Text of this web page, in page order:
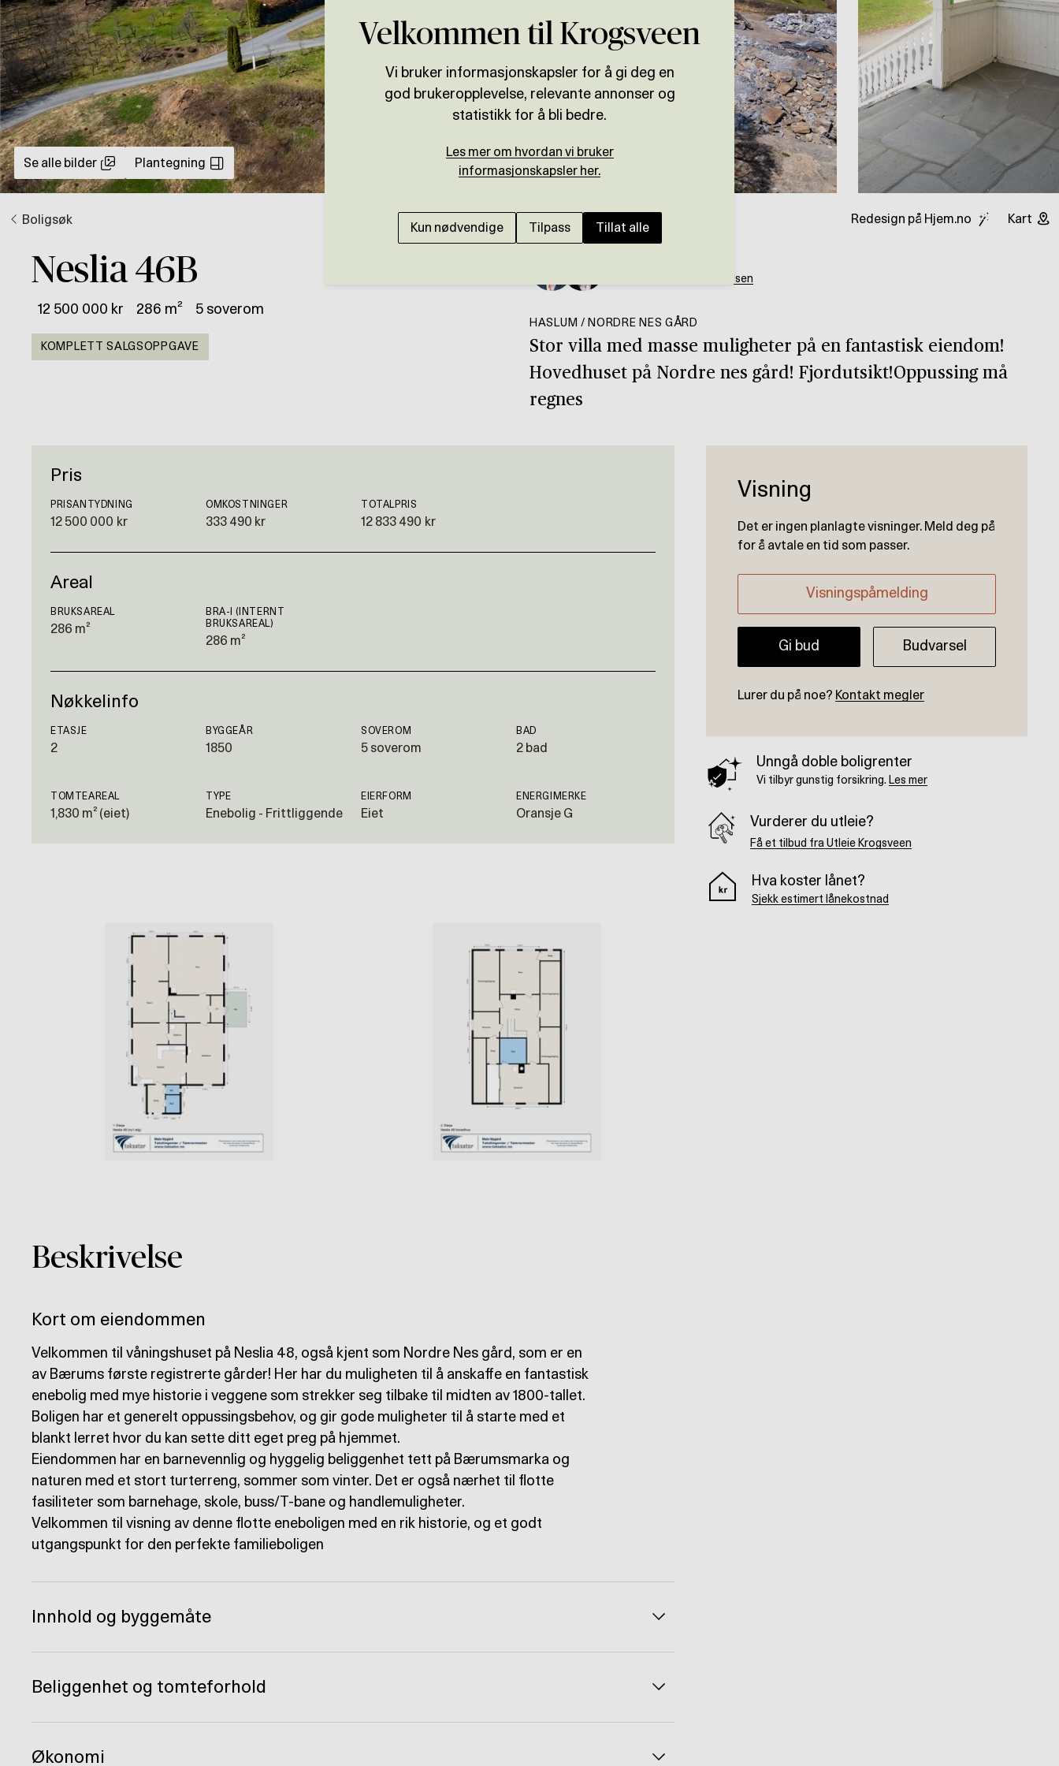
Se alle bilder Plantegning
Boligsøk Redesign på Hjem.no Kart
Neslia 46B
12 500 000 kr 286 m² 5 soverom
KOMPLETT SALGSOPPGAVE
Elias Karlsen
HASLUM / NORDRE NES GÅRD
Stor villa med masse muligheter på en fantastisk eiendom!
Hovedhuset på Nordre nes gård! Fjordutsikt!Oppussing må
regnes
Pris
PRISANTYDNING
12 500 000 kr
OMKOSTNINGER
333 490 kr
TOTALPRIS
12 833 490 kr
Areal
BRUKSAREAL
286 m²
BRA-I (INTERNT
BRUKSAREAL)
286 m²
Nøkkelinfo
ETASJE
2
BYGGEÅR
1850
SOVEROM
5 soverom
BAD
2 bad
TOMTEAREAL
1,830 m² (eiet)
TYPE
Enebolig - Frittliggende
EIERFORM
Eiet
ENERGIMERKE
Oransje G
Beskrivelse
Kort om eiendommen
Velkommen til våningshuset på Neslia 48, også kjent som Nordre Nes gård, som er en
av Bærums første registrerte gårder! Her har du muligheten til å anskaffe en fantastisk
enebolig med mye historie i veggene som strekker seg tilbake til midten av 1800-tallet.
Boligen har et generelt oppussingsbehov, og gir gode muligheter til å starte med et
blankt lerret hvor du kan sette ditt eget preg på hjemmet.
Eiendommen har en barnevennlig og hyggelig beliggenhet tett på Bærumsmarka og
naturen med et stort turterreng, sommer som vinter. Det er også nærhet til flotte
fasiliteter som barnehage, skole, buss/T-bane og handlemuligheter.
Velkommen til visning av denne flotte eneboligen med en rik historie, og et godt
utgangspunkt for den perfekte familieboligen
Innhold og byggemåte Veksle åpne og lukke
Beliggenhet og tomteforhold Veksle åpne og lukke
Økonomi Veksle åpne og lukke
Visning
Det er ingen planlagte visninger. Meld deg på
for å avtale en tid som passer.
Visningspåmelding
Gi bud Budvarsel
Lurer du på noe? Kontakt megler
Unngå doble boligrenter
Vi tilbyr gunstig forsikring. Les mer
Vurderer du utleie?
Få et tilbud fra Utleie Krogsveen
Hva koster lånet?
Sjekk estimert lånekostnad
Velkommen til Krogsveen
Vi bruker informasjonskapsler for å gi deg en
god brukeropplevelse, relevante annonser og
statistikk for å bli bedre.
Les mer om hvordan vi bruker
informasjonskapsler her.
Kun nødvendige Tilpass Tillat alle